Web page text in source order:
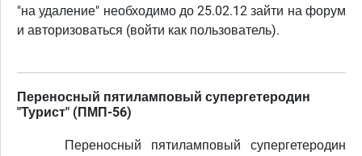
"на удаление" необходимо до 25.02.12 зайти на форум
и авторизоваться (войти как пользователь).
Переносный пятиламповый супергетеродин
"Турист" (ПМП-56)
Переносный пятиламповый супергетеродин